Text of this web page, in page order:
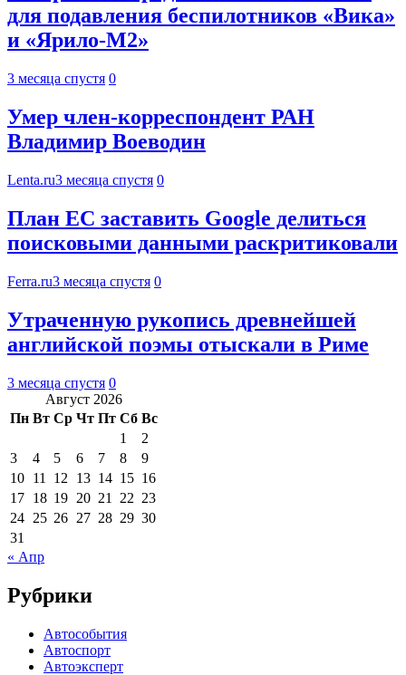
для подавления беспилотников «Вика»
и «Ярило-М2»
3 месяца спустя 0
Умер член-корреспондент РАН
Владимир Воеводин
Lenta.ru3 месяца спустя 0
План ЕС заставить Google делиться
поисковыми данными раскритиковали
Ferra.ru3 месяца спустя 0
Утраченную рукопись древнейшей
английской поэмы отыскали в Риме
3 месяца спустя 0
Август 2026
Пн Вт Ср Чт Пт Сб Вс
1
2
3
4 5 6 7 8
9
10 11 12 13 14 15 16
17 18 19 20 21 22 23
24 25 26 27 28 29 30
31
« Апр
Рубрики
Автособытия
Автоспорт
Автоэксперт